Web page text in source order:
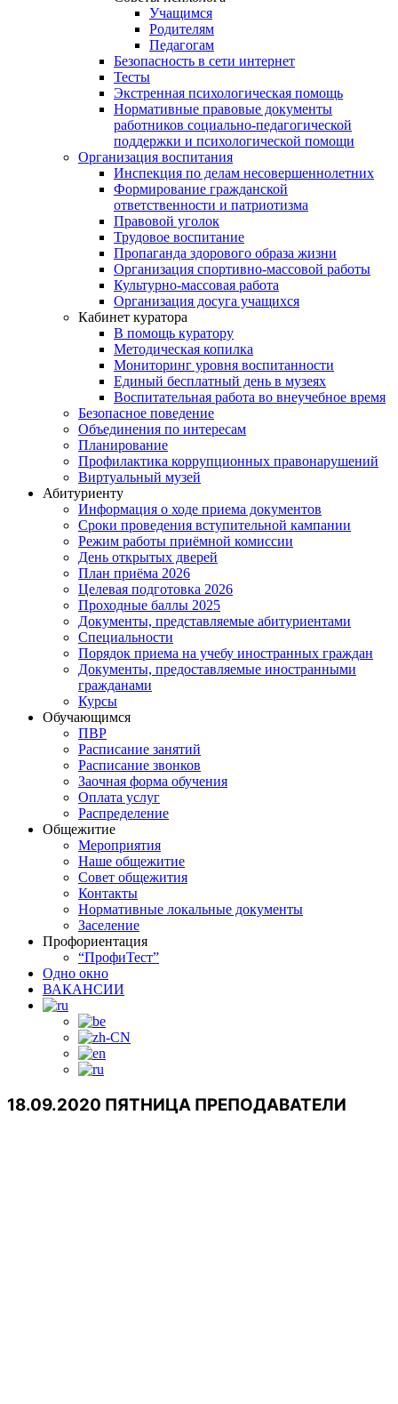
Учащимся
Родителям
Педагогам
Безопасность в сети интернет
Тесты
Экстренная психологическая помощь
Нормативные правовые документы
работников социально-педагогической
поддержки и психологической помощи
Организация воспитания
Инспекция по делам несовершеннолетних
Формирование гражданской
ответственности и патриотизма
Правовой уголок
Трудовое воспитание
Пропаганда здорового образа жизни
Организация спортивно-массовой работы
Культурно-массовая работа
Организация досуга учащихся
Кабинет куратора
В помощь куратору
Методическая копилка
Мониторинг уровня воспитанности
Единый бесплатный день в музеях
Воспитательная работа во внеучебное время
Безопасное поведение
Объединения по интересам
Планирование
Профилактика коррупционных правонарушений
Виртуальный музей
Абитуриенту
Информация о ходе приема документов
Сроки проведения вступительной кампании
Режим работы приёмной комиссии
День открытых дверей
План приёма 2026
Целевая подготовка 2026
Проходные баллы 2025
Документы, представляемые абитуриентами
Специальности
Порядок приема на учебу иностранных граждан
Документы, предоставляемые иностранными
гражданами
Курсы
Обучающимся
ПВР
Расписание занятий
Расписание звонков
Заочная форма обучения
Оплата услуг
Распределение
Общежитие
Мероприятия
Наше общежитие
Совет общежития
Контакты
Нормативные локальные документы
Заселение
Профориентация
“ПрофиТест”
Одно окно
ВАКАНСИИ
18.09.2020 ПЯТНИЦА ПРЕПОДАВАТЕЛИ